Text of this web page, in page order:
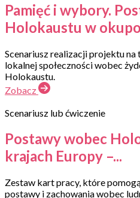
Pamięć i wybory.
Holokaustu w
Scenariusz realizacji projektu
lokalnej społeczności wobec
Holokaustu.
Zobacz
Scenariusz lub ćwiczenie
Postawy wobec
krajach Europy –...
Zestaw kart pracy, które
postawy i zachowania wobec